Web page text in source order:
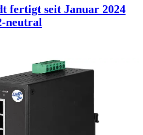
fertigt seit Januar 2024
neutral